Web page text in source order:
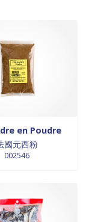
en Poudre
國元西粉
002546